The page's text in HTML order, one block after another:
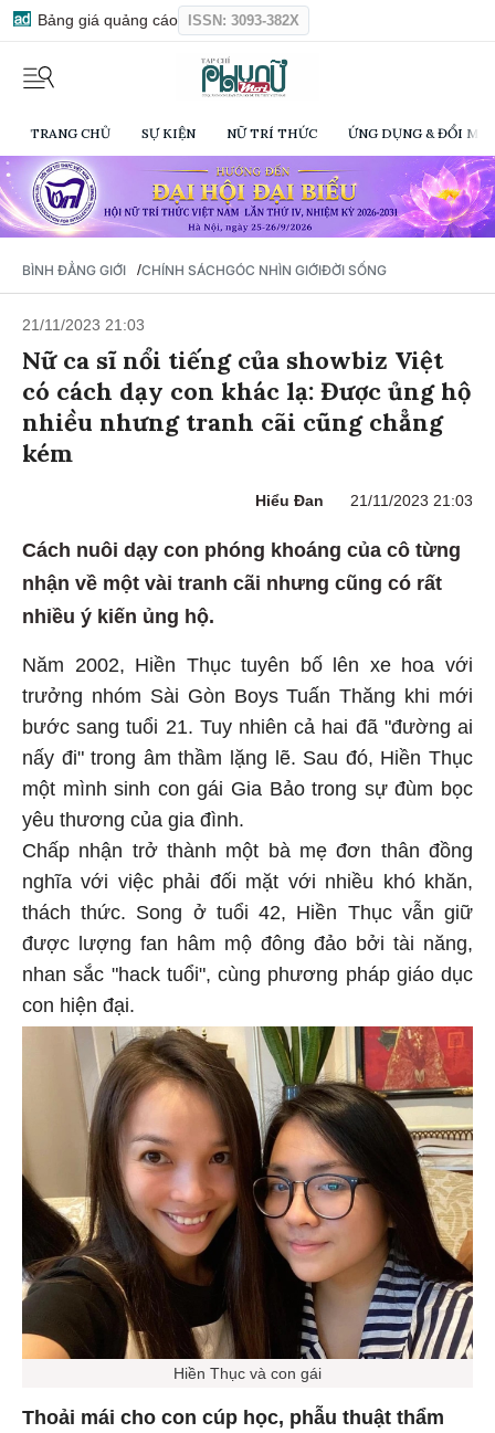
Bảng giá quảng cáo ISSN: 3093-382X
TRANG CHỦ SỰ KIỆN NỮ TRÍ THỨC ỨNG DỤNG & ĐỔI
BÌNH ĐẲNG GIỚI /CHÍNH SÁCHGÓC NHÌN GIỚIĐỜI SỐNG
21/11/2023 21:03
Nữ ca sĩ nổi tiếng của showbiz Việt
có cách dạy con khác lạ: Được ủng hộ
nhiều nhưng tranh cãi cũng chẳng
kém
Hiểu Đan 21/11/2023 21:03
Cách nuôi dạy con phóng khoáng của cô từng
nhận về một vài tranh cãi nhưng cũng có rất
nhiều ý kiến ủng hộ.
Năm 2002, Hiền Thục tuyên bố lên xe hoa với
trưởng nhóm Sài Gòn Boys Tuấn Thăng khi mới
bước sang tuổi 21. Tuy nhiên cả hai đã "đường ai
nấy đi" trong âm thầm lặng lẽ. Sau đó, Hiền Thục
một mình sinh con gái Gia Bảo trong sự đùm bọc
yêu thương của gia đình.
Chấp nhận trở thành một bà mẹ đơn thân đồng
nghĩa với việc phải đối mặt với nhiều khó khăn,
thách thức. Song ở tuổi 42, Hiền Thục vẫn giữ
được lượng fan hâm mộ đông đảo bởi tài năng,
nhan sắc "hack tuổi", cùng phương pháp giáo dục
con hiện đại.
Hiền Thục và con gái
Thoải mái cho con cúp học, phẫu thuật thẩm